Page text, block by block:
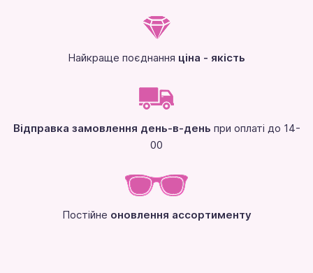
Найкраще поєднання ціна - якість
Відправка замовлення день-в-день при оплаті до 14-
00
Постійне оновлення ассортименту